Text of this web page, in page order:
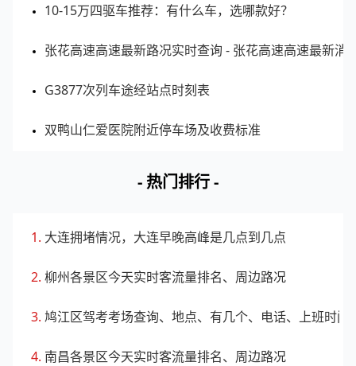
10-15万四驱车推荐：有什么车，选哪款好？
张花高速高速最新路况实时查询 - 张花高速高速最新消
G3877次列车途经站点时刻表
双鸭山仁爱医院附近停车场及收费标准
- 热门排行 -
大连拥堵情况，大连早晚高峰是几点到几点
柳州各景区今天实时客流量排名、周边路况
鸠江区驾考考场查询、地点、有几个、电话、上班时间
南昌各景区今天实时客流量排名、周边路况